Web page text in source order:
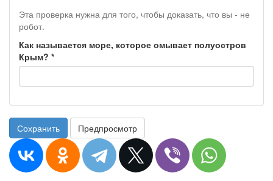
Эта проверка нужна для того, чтобы доказать, что вы - не
робот.
Как называется море, которое омывает полуостров
Крым? *
Сохранить Предпросмотр